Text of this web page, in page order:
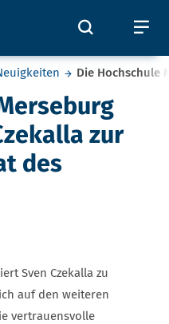
Öffnet
Die Hochschule
zur
des
Sven Czekalla zu
auf den weiteren
vertrauensvolle